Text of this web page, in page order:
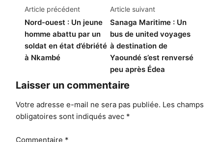
Navigation
de
l’article
Article précédent
Nord-ouest : Un jeune
homme abattu par un
soldat en état d’ébriété
à Nkambé
Article suivant
Sanaga Maritime : Un
bus de united voyages
à destination de
Yaoundé s’est renversé
peu après Édea
Laisser un commentaire
Votre adresse e-mail ne sera pas publiée. Les champs
obligatoires sont indiqués avec *
Commentaire *